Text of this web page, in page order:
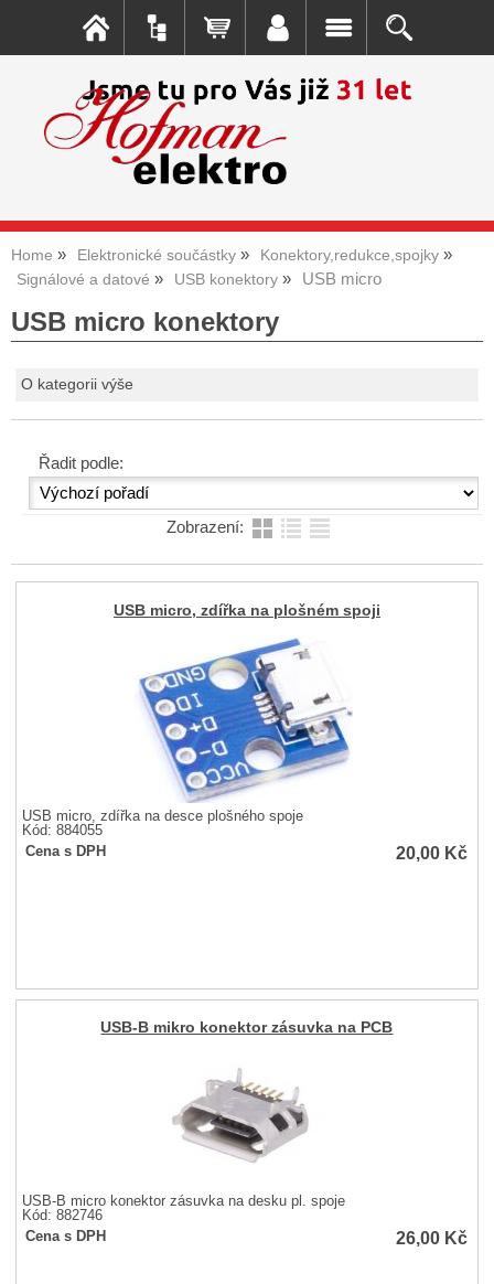
Home Elektronické součástky
Konektory,redukce,spojky
Signálové a datové
USB konektory USB micro
USB micro konektory
O kategorii výše
Řadit podle:
Zobrazení:
USB micro, zdířka na plošném spoji
USB micro, zdířka na desce plošného spoje
Kód: 884055
Cena s DPH
20,00 Kč
USB-B mikro konektor zásuvka na PCB
USB-B micro konektor zásuvka na desku pl. spoje
Kód: 882746
Cena s DPH
26,00 Kč